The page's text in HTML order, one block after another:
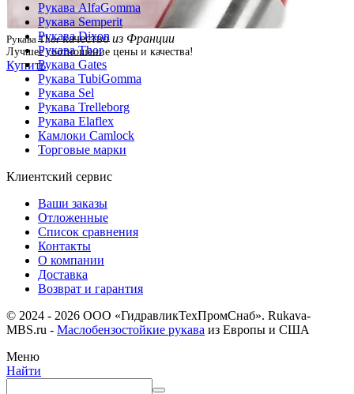
Рукава Thorкачествоиз Франции
Лучшее соотношение цены и качества!
Купить
Рукава AlfaGomma
Рукава Semperit
Рукава Dixon
Рукава Thor
Рукава Gates
Рукава TubiGomma
Рукава Sel
Рукава Trelleborg
Рукава Elaflex
Камлоки Camlock
Торговые марки
Клиентский сервис
Ваши заказы
Отложенные
Список сравнения
Контакты
О компании
Доставка
Возврат и гарантия
© 2024 - 2026 ООО «ГидравликТехПромСнаб». Rukava-
MBS.ru - Маслобензостойкие рукава из Европы и США
Меню
Найти